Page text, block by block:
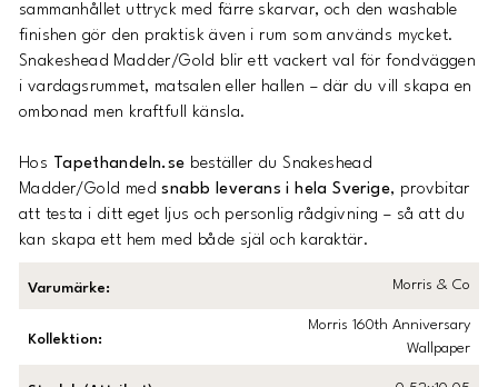
sammanhållet uttryck med färre skarvar, och denwashable
finishen gör den praktisk även i rum som används mycket.
Snakeshead Madder/Gold blir ett vackert val för fondväggen
i vardagsrummet, matsalen eller hallen – där du vill skapa en
ombonad men kraftfull känsla.
Hos Tapethandeln.se beställer du Snakeshead
Madder/Gold medsnabb leverans i hela Sverige, provbitar
att testa i ditt eget ljus och personlig rådgivning – så att du
kan skapa ett hem med både själ och karaktär.
Varumärke: Morris & Co
Kollektion:
Morris 160th Anniversary
Wallpaper